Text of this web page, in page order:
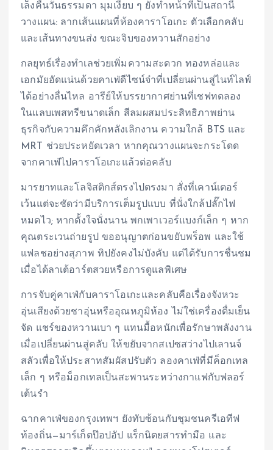
เล็งคืนวันธรรมดา มุมเงียบ ๆ ยังทำหน้าที่เป็นสถานี
วางแผน: ลากเส้นแผนที่ห้องคาราโอเกะ ตัวเลือกคลับ
และเส้นทางขนส่ง ขณะจิบของหวานสักอย่าง
กลยุทธ์เรื่องทำเลช่วยเพิ่มความสะดวก ทองหล่อและ
เอกมัยอัดแน่นด้วยคาเฟ่ดีไซน์จ๋าที่เปลี่ยนผ่านสู่ไนท์ไลฟ์
ได้อย่างลื่นไหล อารีย์ให้บรรยากาศย่านที่เชฟทดลอง
ในแลบเพสทรีขนาดเล็ก สีลมผสมประสิทธิภาพย่าน
ธุรกิจกับความคึกคักหลังเลิกงาน ความใกล้ BTS และ
MRT ช่วยประหยัดเวลา หากคุณวางแผนจะกระโดด
จากคาเฟ่ไปคาราโอเกะแล้วต่อคลับ
มารยาทและโลจิสติกส์ตรงไปตรงมา สั่งที่เคาน์เตอร์
เว้นแต่จะชัดว่ามีบริการเต็มรูปแบบ ที่นั่งใกล้ปลั๊กไฟ
หมดไว; หากตั้งใจนั่งนาน พกเพาเวอร์แบงก์เล็ก ๆ หาก
คุณตระเวนถ่ายรูป ขออนุญาตก่อนขยับพร็อพ และใช้
แฟลชอย่างสุภาพ ทิปยังคงไม่บังคับ แต่ได้รับการชื่นชม
เมื่อได้ลาเต้อาร์ตสวยหรือการดูแลพิเศษ
การจับคู่คาเฟ่กับคาราโอเกะและคลับคือเรื่องจังหวะ
อุ่นเสียงด้วยชาอุ่นหรืออุณหภูมิห้อง ไม่ใช่เครื่องดื่มเย็น
จัด แชร์ของหวานเบา ๆ แทนมื้อหนักเพื่อรักษาพลังงาน
เมื่อเปลี่ยนผ่านสู่คลับ ให้ขยับจากสเปซสว่างไปเลานจ์
สลัวเพื่อให้ประสาทสัมผัสปรับตัว ลองคาเฟ่ที่มีค็อกเทล
เล็ก ๆ หรือม็อกเทลเป็นสะพานระหว่างกาแฟกับฟลอร์
เต้นรำ
ฉากคาเฟ่ของกรุงเทพฯ ยังทับซ้อนกับชุมชนครีเอทีฟ
ท้องถิ่น—มาร์เก็ตป๊อปอัป แร็กนิตยสารทำมือ และ